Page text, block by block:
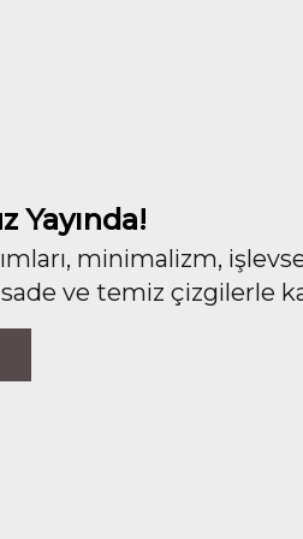
Yayında!
minimalizm,
ve temiz çizgilerle